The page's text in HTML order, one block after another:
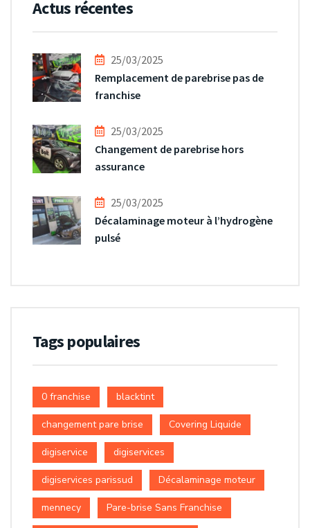
Actus récentes
25/03/2025
Remplacement de parebrise pas de
franchise
25/03/2025
Changement de parebrise hors
assurance
25/03/2025
Décalaminage moteur à l’hydrogène
pulsé
Tags populaires
0 franchise blacktint
changement pare brise Covering Liquide
digiservice digiservices
digiservices parissud Décalaminage moteur
mennecy Pare-brise Sans Franchise